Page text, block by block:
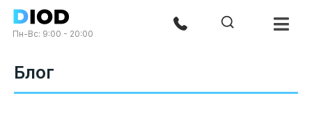
Пн-Вс: 9:00 - 20:00
Блог